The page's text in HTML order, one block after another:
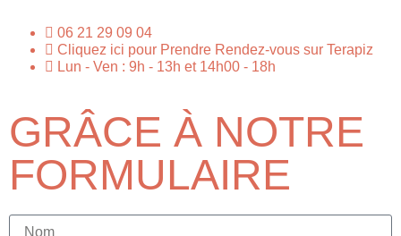
06 21 29 09 04
Cliquez ici pour Prendre Rendez-vous sur Terapiz
Lun - Ven : 9h - 13h et 14h00 - 18h
GRÂCE À NOTRE
FORMULAIRE